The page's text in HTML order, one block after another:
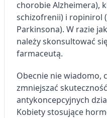
chorobie Alzheimera),
schizofrenii) i ropinirol
Parkinsona). W razie
należy skonsultować
farmaceutą.
Obecnie nie wiadomo,
zmniejszać
antykoncepcyjnych
Kobiety stosujące